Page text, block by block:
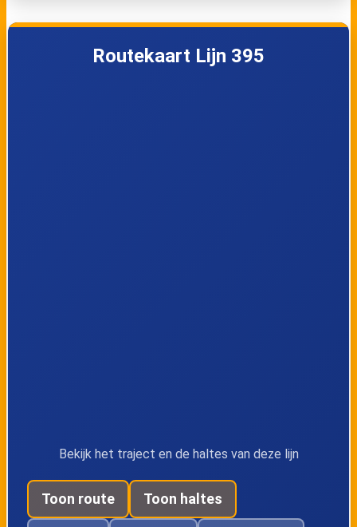
Kleinmeerstraat
Malstraat
Routekaart Lijn 395
Bekijk het traject en de haltes van deze lijn
Toon route Toon haltes